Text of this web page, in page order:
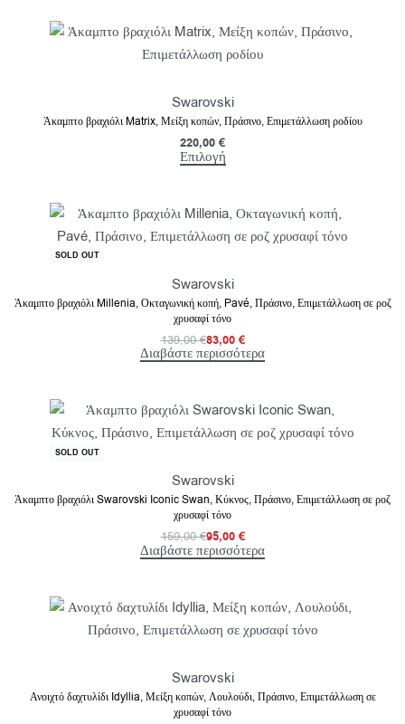
Swarovski
Άκαμπτο βραχιόλι Matrix, Μείξη κοπών, Πράσινο, Επιμετάλλωση ροδίου
220,00 €
Επιλογή
-40% OFF
SOLD OUT
Swarovski
Άκαμπτο βραχιόλι Millenia, Οκταγωνική κοπή, Pavé, Πράσινο, Επιμετάλλωση σε ροζ
χρυσαφί τόνο
139,00€83,00 €
Διαβάστε περισσότερα
-40% OFF
SOLD OUT
Swarovski
Άκαμπτο βραχιόλι Swarovski Iconic Swan, Κύκνος, Πράσινο, Επιμετάλλωση σε ροζ
χρυσαφί τόνο
159,00€95,00 €
Διαβάστε περισσότερα
Swarovski
Ανοιχτό δαχτυλίδι Idyllia, Μείξη κοπών, Λουλούδι, Πράσινο, Επιμετάλλωση σε
χρυσαφί τόνο